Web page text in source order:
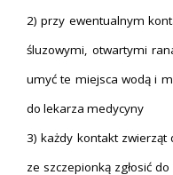
2) przy ewentualnym
śluzowymi, otwartymi
umyć te miejsca wodą i
do lekarza medycyny
3) każdy kontakt
ze szczepionką zgłosić